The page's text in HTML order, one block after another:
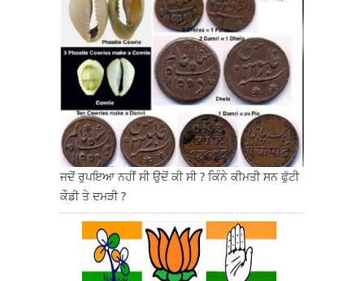
ਜਦੋਂ ਰੁਪਇਆ ਨਹੀਂ ਸੀ ਉਦੋਂ ਕੀ ਸੀ ? ਕਿੰਨੇ ਕੀਮਤੀ ਸਨ ਫੁੱਟੀ
ਕੌਡੀ ਤੇ ਦਮੜੀ ?